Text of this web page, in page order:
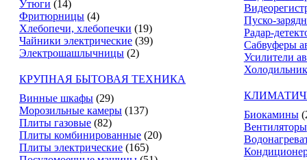
Утюги (14)
Фритюрницы (4)
Хлебопечи, хлебопечки (19)
Чайники электрические (39)
Электрошашлычницы (2)
КРУПНАЯ БЫТОВАЯ ТЕХНИКА
Винные шкафы (29)
Морозильные камеры (137)
Плиты газовые (82)
Плиты комбинированные (20)
Плиты электрические (165)
Пуско-
Радар-
Сабвуферы
Усилители
Биокамины
Вентиляторы